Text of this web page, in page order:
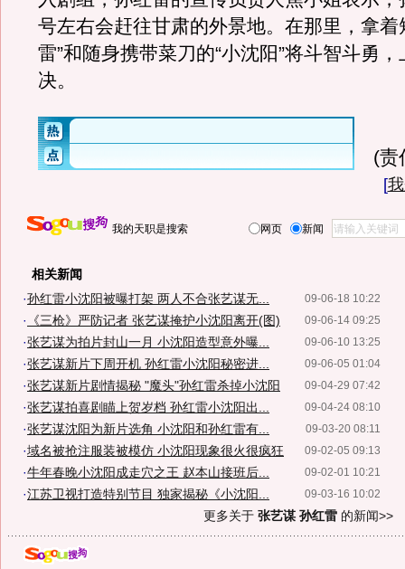
号左右会赶往甘肃的外景地。在那里，拿着
雷”和随身携带菜刀的“小沈阳”将斗智斗勇
决。
(责
[
我的天职是搜索 网页 新闻
相关新闻
09-06-18 10:22
·孙红雷小沈阳被曝打架 两人不合张艺谋无...
09-06-14 09:25
· 《三枪》严防记者 张艺谋掩护小沈阳离开(图)
09-06-10 13:25
·张艺谋为拍片封山一月 小沈阳造型意外曝...
09-06-05 01:04
·张艺谋新片下周开机 孙红雷小沈阳秘密进...
09-04-29 07:42
·张艺谋新片剧情揭秘 "魔头"孙红雷杀掉小沈阳
09-04-24 08:10
·张艺谋拍喜剧瞄上贺岁档 孙红雷小沈阳出...
09-03-20 08:11
·张艺谋沈阳为新片选角 小沈阳和孙红雷有...
09-02-05 09:13
·域名被抢注服装被模仿 小沈阳现象很火很疯狂
09-02-01 10:21
·牛年春晚小沈阳成走穴之王 赵本山接班后...
09-03-16 10:02
·江苏卫视打造特别节目 独家揭秘《小沈阳...
更多关于 张艺谋 孙红雷 的新闻>>